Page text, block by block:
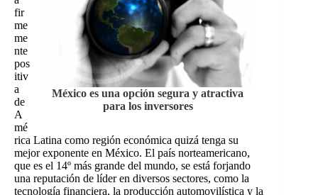
México es una opción segura y atractiva
para los inversores
fir
me
me
nte
pos
itiv
a
de
A
mé
rica Latina como región económica quizá tenga su
mejor exponente en México. El país norteamericano,
que es el 14º más grande del mundo, se está forjando
una reputación de líder en diversos sectores, como la
tecnología financiera, la producción automovilística y la